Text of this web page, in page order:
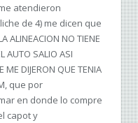
atendieron
de 4) me dicen que
ALINEACION NO TIENE
AUTO SALIO ASI
ME DIJERON QUE TENIA
que por
en donde lo compre
capot y